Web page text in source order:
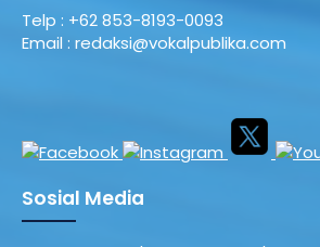
Telp : +62 853-8193-0093
Email : redaksi@vokalpublika.com
Sosial Media